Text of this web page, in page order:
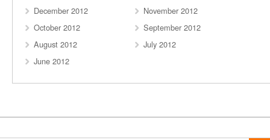
December 2012
November 2012
October 2012
September 2012
August 2012
July 2012
June 2012